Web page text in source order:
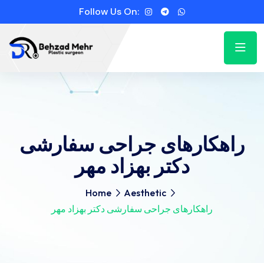
Follow Us On:
راهکارهای جراحی سفارشی
دکتر بهزاد مهر
Home
Aesthetic
راهکارهای جراحی سفارشی دکتر بهزاد مهر